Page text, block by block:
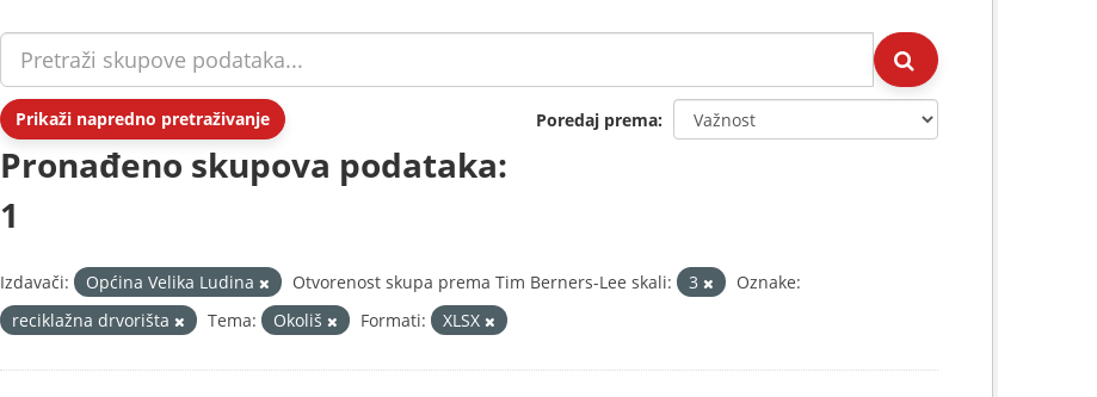
Prikaži napredno pretraživanje Poredaj prema
Pronađeno skupova podataka:
1
Izdavači: Općina Velika Ludina Otvorenost skupa prema Tim Berners-Lee skali: 3
Oznake:
reciklažna drvorišta
Tema: Okoliš Formati: XLSX